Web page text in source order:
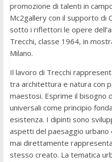
promozione di talenti in
Mc2gallery con il supporto di
sotto i riflettori le opere
Trecchi, classe 1964, in
Milano.
Il lavoro di Trecchi
tra architettura e natura con
maestosi. Esprime il bisogno
universali come principio
esistenza. I dipinti sono
aspetti del paesaggio urbano
mai direttamente
stesso creato. La tematica